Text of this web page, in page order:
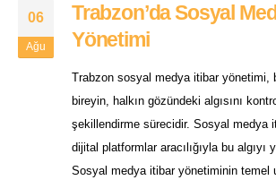
06
Ağu
Trabzon’da Sosyal
Yönetimi
Trabzon sosyal medya itibar yönetimi,
bireyin, halkın gözündeki algısını
şekillendirme sürecidir. Sosyal medya
dijital platformlar aracılığıyla bu algıyı
Sosyal medya itibar yönetiminin temel